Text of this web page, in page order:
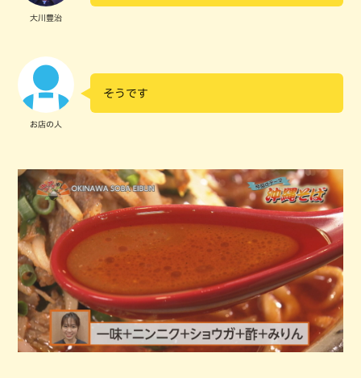
大川豊治
お店の人
そうです